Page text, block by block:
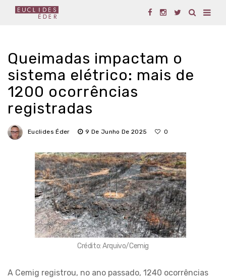
Queimadas impactam o
sistema elétrico: mais de
1200 ocorrências
registradas
Euclides Éder 9 De Junho De 2025 0
Crédito: Arquivo/Cemig
A Cemig registrou, no ano passado, 1240 ocorrências